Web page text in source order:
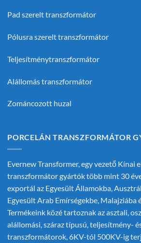
Pad szerelt transzformátor
Pólusra szerelt transzformátor
Teljesítménytranszformátor
Alállomás transzformátor
Zománcozott huzal
PORCELÁN TRANSZFORMÁTOR
Evernew Transformer, egy vezető Kínai
transzformátor gyártóktöbb mint 30
exportál az Egyesült Államokba,
Egyesült Arab Emírségekbe, Malajziába
Termékeink közé tartoznak az asztali,
alállomási, száraz típusú, teljesítmény-
transzformátorok, 6KV-tól 500KV-ig